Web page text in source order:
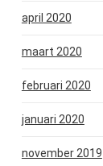
april 2020
maart 2020
februari 2020
januari 2020
november 2019